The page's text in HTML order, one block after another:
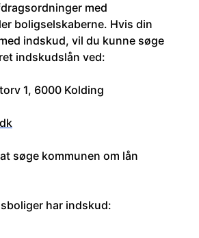
med
boligselskaberne. Hvis din
indskud, vil du kunne søge
indskudslån ved:
1, 6000 Kolding
søge kommunen om lån
har indskud: